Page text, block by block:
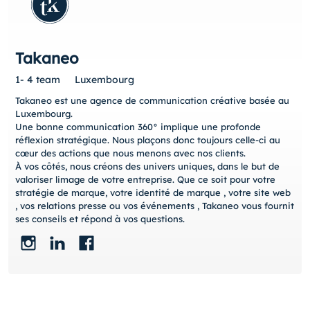
Takaneo
1- 4 team Luxembourg
Takaneo est une agence de communication créative basée au
Luxembourg.
Une bonne communication 360° implique une profonde
réflexion stratégique. Nous plaçons donc toujours celle-ci au
cœur des actions que nous menons avec nos clients.
À vos côtés, nous créons des univers uniques, dans le but de
valoriser limage de votre entreprise. Que ce soit pour votre
stratégie de marque, votre identité de marque , votre site web
, vos relations presse ou vos événements , Takaneo vous fournit
ses conseils et répond à vos questions.